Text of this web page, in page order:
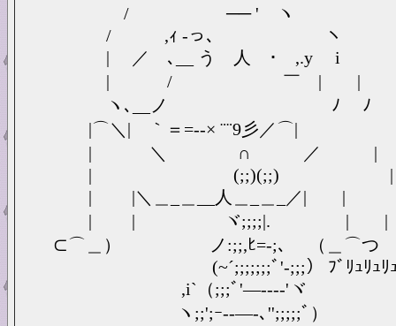
/ ゝ ── ' ヽ
/ ,ｨ -っ､ ヽ
| ／ ､__ う 人 ･ ,.y i
| / ￣ | |
ヽ､__ノ ﾉ ﾉ
|⌒＼| ｀＝=‐-× ¨¨9彡／⌒|
| ＼ ∩ ／ |
| (;;)(;;) |
| |＼＿_＿__人＿_＿_／| |
| | ヾ;;;;|. | |
⊂⌒＿） ノ:;;,ﾋ=-;､ （＿⌒つ
(~´;;;;;;;ﾞ'‐;;;） ﾌﾞﾘｭﾘｭﾘ
,i`（;;;ﾞ'―---‐'ヾ
ヽ;;';ｰ--―-､'';;;;;ﾞ）